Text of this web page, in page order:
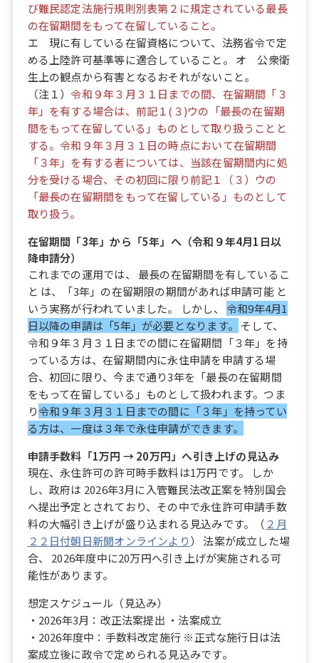
び難民認定法施行規則別表第２に規定されている最長
の在留期間をもって在留していること。
エ 現に有している在留資格について、法務省令で定
める上陸許可基準等に適合していること。 オ 公衆衛
生上の観点から有害となるおそれがないこと。
（注１）令和９年３月３１日までの間、在留期間「３
年」を有する場合は、前記１(３)ウの「最長の在留期
間をもって在留している」ものとして取り扱うことと
する。令和９年３月３１日の時点において在留期間
「３年」を有する者については、当該在留期間内に処
分を受ける場合、その初回に限り前記１（３）ウの
「最長の在留期間をもって在留している」ものとして
取り扱う。
在留期間「3年」から「5年」へ（令和９年4月1日以
降申請分）
これまでの運用では、 最長の在留期間を有しているこ
と は、「3年」の在留期限の期間があれば申請可能 と
いう実務が行われていました。 しかし、 令和9年4月1
日以降の申請は「5年」が必要となります。
そして、
令和９年３月３１日までの間に在留期間「３年」を持
っている方は、在留期間内に永住申請を申請する場
合、初回に限り、今まで通り3年を「最長の在留期間
をもって在留している」ものとして扱われます。つま
り令和９年３月３１日までの間に「３年」を持ってい
る方は、一度は３年で永住申請ができます。
申請手数料「1万円 → 20万円」へ引き上げの見込み
現在、永住許可の許可時手数料は1万円です。 しか
し、政府は 2026年3月に入管難民法改正案を特別国会
へ提出予定とされており、その中で永住許可申請手数
料の大幅引き上げが盛り込まれる見込みです。（ ２月
２２日付朝日新聞オンラインより） 法案が成立した場
合、 2026年度中に20万円へ引き上げが実施される可
能性があります。
想定スケジュール（見込み）
・2026年3月：改正法案提出 ・法案成立
・2026年度中：手数料改定施行 ※正式な施行日は法
案成立後に政令で定められる見込みです。